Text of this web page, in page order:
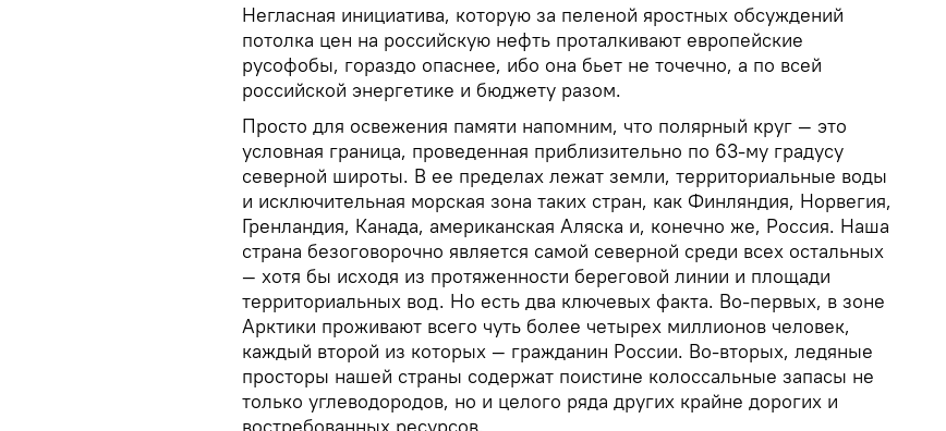
Негласная инициатива, которую за пеленой яростных обсуждений
потолка цен на российскую нефть проталкивают европейские
русофобы, гораздо опаснее, ибо она бьет не точечно, а по всей
российской энергетике и бюджету разом.
Просто для освежения памяти напомним, что полярный круг — это
условная граница, проведенная приблизительно по 63-му градусу
северной широты. В ее пределах лежат земли, территориальные воды
и исключительная морская зона таких стран, как Финляндия, Норвегия,
Гренландия, Канада, американская Аляска и, конечно же, Россия. Наша
страна безоговорочно является самой северной среди всех остальных
— хотя бы исходя из протяженности береговой линии и площади
территориальных вод. Но есть два ключевых факта. Во-первых, в зоне
Арктики проживают всего чуть более четырех миллионов человек,
каждый второй из которых — гражданин России. Во-вторых, ледяные
просторы нашей страны содержат поистине колоссальные запасы не
только углеводородов, но и целого ряда других крайне дорогих и
востребованных ресурсов.